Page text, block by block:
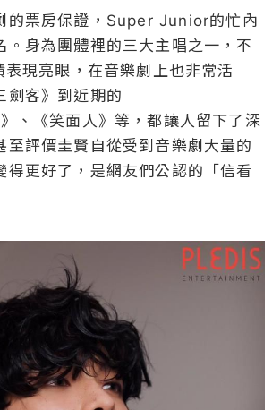
的票房保證，Super Junior的忙內
。身為團體裡的三大主唱之一，不
現亮眼，在音樂劇上也非常活
劍客》到近期的
、《笑面人》等，都讓人留下了深
至評價圭賢自從受到音樂劇大量的
得更好了，是網友們公認的「信看